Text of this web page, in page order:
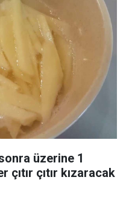
üzerine 1
çıtır kızaracak